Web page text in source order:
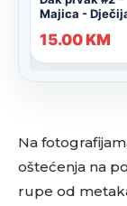
Na
oštećenja na
rupe od